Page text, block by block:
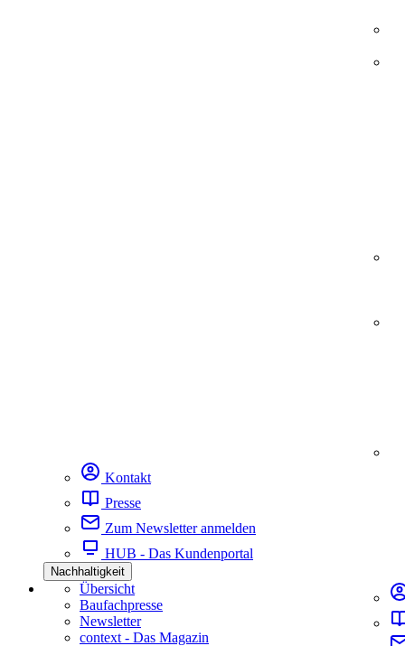
Kontakt
Presse
Zum Newsletter anmelden
HUB - Das Kundenportal
Nachhaltigkeit
Übersicht
Baufachpresse
Newsletter
context - Das Magazin